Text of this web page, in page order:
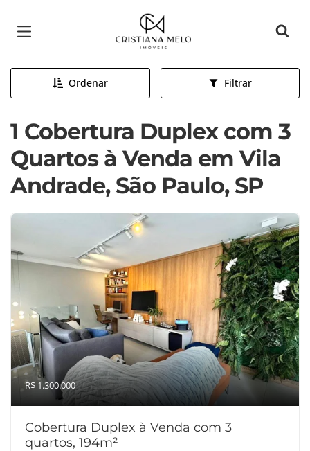
Página inicial
Ordenar Filtrar
1 Cobertura Duplex com 3
Quartos à Venda em Vila
Andrade, São Paulo, SP
R$ 1.300.000
Cobertura Duplex à Venda com 3
quartos, 194m²